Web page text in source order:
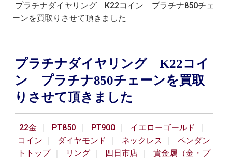
プラチナダイヤリング K22コイン プラチナ850チェ
ーンを買取りさせて頂きました
プラチナダイヤリング K22コイ
ン プラチナ850チェーンを買取
りさせて頂きました
22金 PT850 PT900
イエローゴールド
コイン
ダイヤモンド ネックレス
ペンダン
トトップ
リング 四日市店
貴金属（金・プ